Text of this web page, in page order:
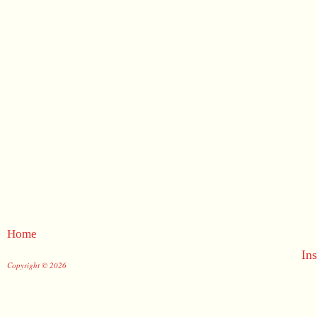
Home
Copyright © 2026